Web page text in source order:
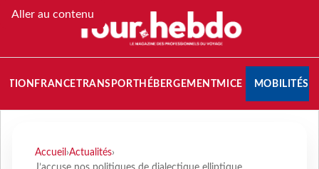
Aller au contenu
FRANCETRANSPORT HÉBERGEMENTMICE MOBILITÉS
Accueil ›Actualités›